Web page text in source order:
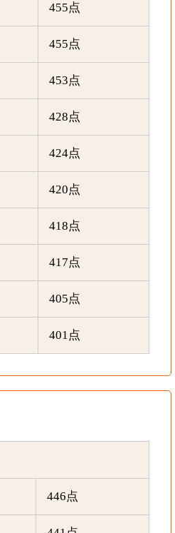
455点
455点
453点
428点
424点
420点
418点
417点
405点
401点
446点